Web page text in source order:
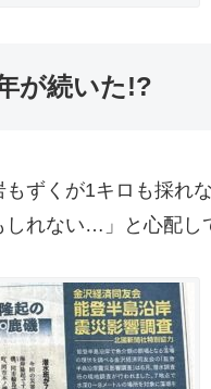
が続いた!?
ずくが1キロも採れ
れない…」と心配し